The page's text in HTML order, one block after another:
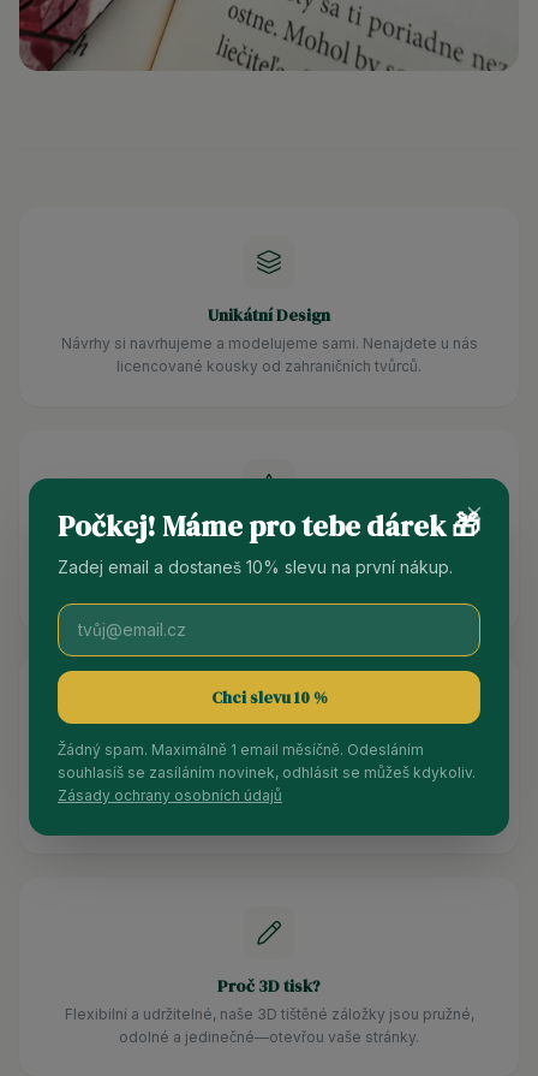
Unikátní Design
Návrhy si navrhujeme a modelujeme sami. Nenajdete u nás
licencované kousky od zahraničních tvůrců.
Špičková kvalita
Používáme nejlepší dostupné materiály a každý tisk prochází
Komunita
Nejsme jen e-shop. Jsme čtenáři pro čtenáře. Nasloucháme
Proč 3D tisk?
Flexibilní a udržitelné, naše 3D tištěné záložky jsou pružné,
odolné a jedinečné—otevřou vaše stránky.
Počkej! Máme pro tebe dárek 🎁
Zadej email a dostaneš 10% slevu na první nákup.
Chci slevu 10 %
Žádný spam. Maximálně 1 email měsíčně. Odesláním
souhlasíš se zasíláním novinek, odhlásit se můžeš kdykoliv.
Zásady ochrany osobních údajů